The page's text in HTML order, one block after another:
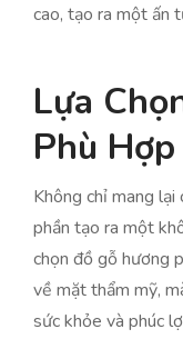
cao, tạo ra một ấn
Lựa
Phù Hợp
Không chỉ mang lại
phần tạo ra một
chọn đồ gỗ hương
về mặt thẩm mỹ,
sức khỏe và phúc